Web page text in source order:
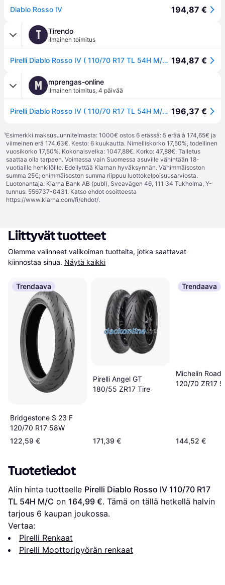
Diablo Rosso IV 194,87 €
T Tirendo
Ilmainen toimitus
Pirelli Diablo Rosso IV ( 110/70 R17 TL 54H M/C, etupyörä ) 194,87 €
M mprengas-online
Ilmainen toimitus, 4 päivää
Pirelli Diablo Rosso IV ( 110/70 R17 TL 54H M/C, etupyörä ) 196,37 €
¹Esimerkki maksusuunnitelmasta: 1000€ ostos 6 erässä: 5 erää à 174,65€ ja
viimeinen erä 174,63€. Kesto: 6 kuukautta. Nimelliskorko 17,50%, todellinen
vuosikorko 17,50%. Kokonaisvelka: 1047,88€. Korko: 47,88€. Talletus
saattaa olla tarpeen. Voimassa vain Suomessa asuville vähintään 18-
vuotiaille henkilöille. Edellyttää Klarnan hyväksynnän. Vähimmäisoston
summa 25€; enimmäisoston summa riippuu luottokelpoisuusarviosta.
Luotonantaja: Klarna Bank AB (publ), Sveavägen 46, 111 34 Tukholma, Y-
tunnus: 556737-0431. Katso ehdot osoitteesta
https://www.klarna.com/fi/ehdot/.
Liittyvät tuotteet
Olemme valinneet valikoiman tuotteita, jotka saattavat
kiinnostaa sinua. Näytä kaikki
Trendaava
Bridgestone S 23 F
120/70 R17 58W
122,59 €
Pirelli Angel GT
180/55 ZR17 Tire
171,39 €
Trendaava
Michelin Road
120/70 ZR17
144,52 €
Tuotetiedot
Alin hinta tuotteelle Pirelli Diablo Rosso IV 110/70 R17
TL 54H M/C on 164,99 €. Tämä on tällä hetkellä halvin
tarjous 6 kaupan joukossa.
Vertaa:
Pirelli Renkaat
Pirelli Moottoripyörän renkaat